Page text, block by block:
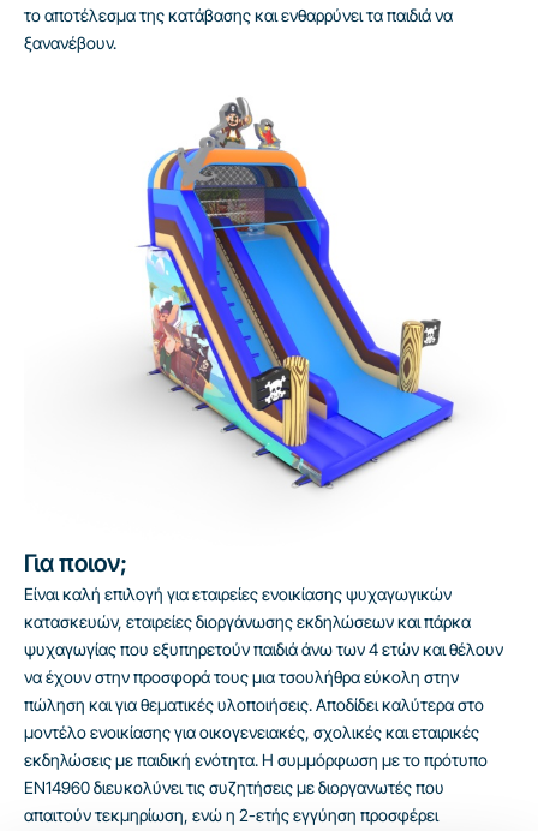
το αποτέλεσμα της κατάβασης και ενθαρρύνει τα παιδιά να
ξανανέβουν.
Για ποιον;
Είναι καλή επιλογή για εταιρείες ενοικίασης ψυχαγωγικών
κατασκευών, εταιρείες διοργάνωσης εκδηλώσεων και πάρκα
ψυχαγωγίας που εξυπηρετούν παιδιά άνω των 4 ετών και θέλουν
να έχουν στην προσφορά τους μια τσουλήθρα εύκολη στην
πώληση και για θεματικές υλοποιήσεις. Αποδίδει καλύτερα στο
μοντέλο ενοικίασης για οικογενειακές, σχολικές και εταιρικές
εκδηλώσεις με παιδική ενότητα. Η συμμόρφωση με το πρότυπο
EN14960 διευκολύνει τις συζητήσεις με διοργανωτές που
απαιτούν τεκμηρίωση, ενώ η 2-ετής εγγύηση προσφέρει